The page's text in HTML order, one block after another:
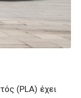
(PLA) έχει